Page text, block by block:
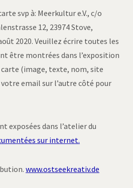
svp à: Meerkultur e.V., c/o
12, 23974 Stove,
2020. Veuillez écrire toutes les
être montrées dans l’exposition
(image, texte, nom, site
email sur l’autre côté pour
exposées dans l’atelier du
sur internet.
www.ostseekreativ.de